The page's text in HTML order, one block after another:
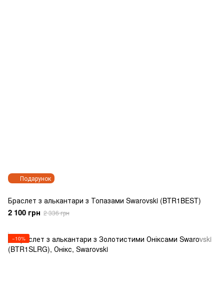
Подарунок
Браслет з алькантари з Топазами Swarovski (BTR1BEST)
2 100 грн 2 336 грн
−10%